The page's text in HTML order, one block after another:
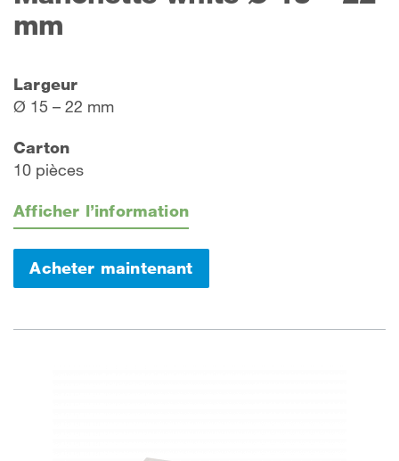
mm
Largeur
Ø 15 – 22 mm
Carton
10 pièces
Afficher l’information
Acheter maintenant